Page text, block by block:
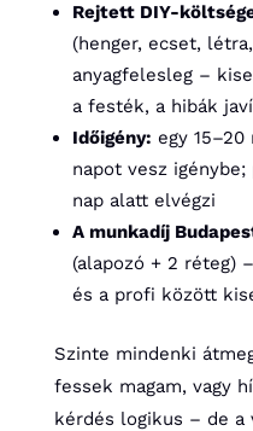
Rejtett DIY-
(henger, ecset,
anyagfelesleg –
a festék, a hibák
Időigény: egy 15–20
napot vesz
nap alatt elvégzi
A munkadíj
(alapozó + 2 réteg)
és a profi között
Szinte mindenki
fessek magam, vagy
kérdés logikus – de a